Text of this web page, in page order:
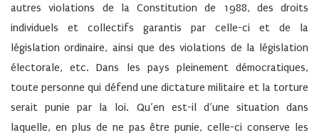
autres violations de la Constitution de 1988, des droits
individuels et collectifs garantis par celle-ci et de la
législation ordinaire, ainsi que des violations de la législation
électorale, etc. Dans les pays pleinement démocratiques,
toute personne qui défend une dictature militaire et la torture
serait punie par la loi. Qu’en est-il d’une situation dans
laquelle, en plus de ne pas être punie, celle-ci conserve les